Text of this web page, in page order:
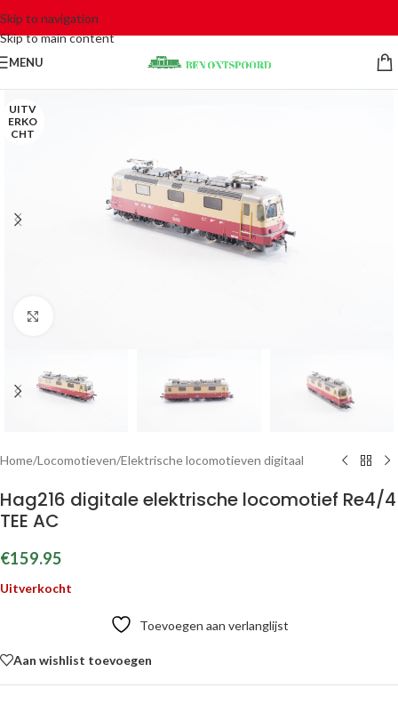
Skip to navigation
Skip to main content
MENU
UITV
ERKO
CHT
Home/Locomotieven/Elektrische locomotieven digitaal
Hag216 digitale elektrische locomotief Re4/4
TEE AC
€159.95
Uitverkocht
Toevoegen aan verlanglijst
Aan wishlist toevoegen